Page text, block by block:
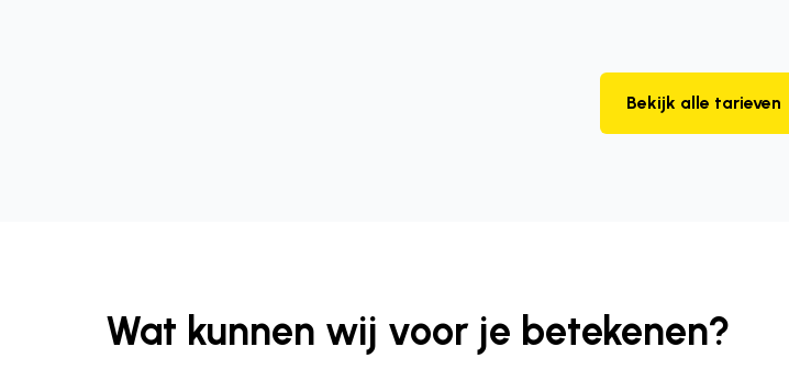
Bekijk alle tarieven
Wat kunnen wij voor je betekenen?